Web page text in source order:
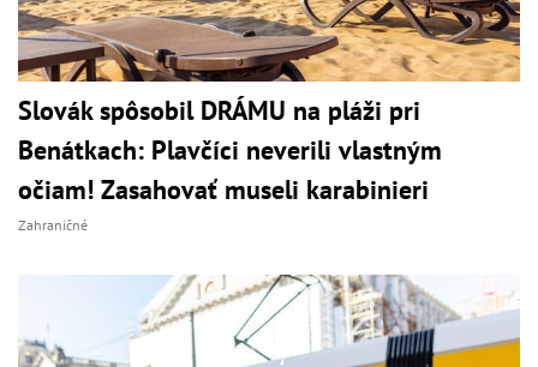
Slovák spôsobil DRÁMU na pláži pri
Benátkach: Plavčíci neverili vlastným
očiam! Zasahovať museli karabinieri
Zahraničné